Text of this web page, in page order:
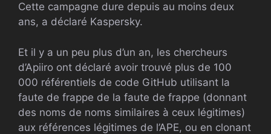
Cette campagne dure depuis au moins deux
ans, a déclaré Kaspersky.
Et il y a un peu plus d’un an, les chercheurs
d’Apiiro ont déclaré avoir trouvé plus de 100
000 référentiels de code GitHub utilisant la
faute de frappe de la faute de frappe (donnant
des noms de noms similaires à ceux légitimes)
aux références légitimes de l’APE, ou en clonant